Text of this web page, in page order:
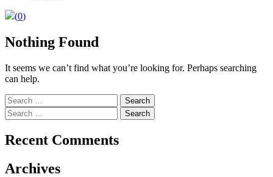
(0)
Nothing Found
It seems we can’t find what you’re looking for. Perhaps searching
can help.
Search
for:
Search
for:
Recent Comments
Archives